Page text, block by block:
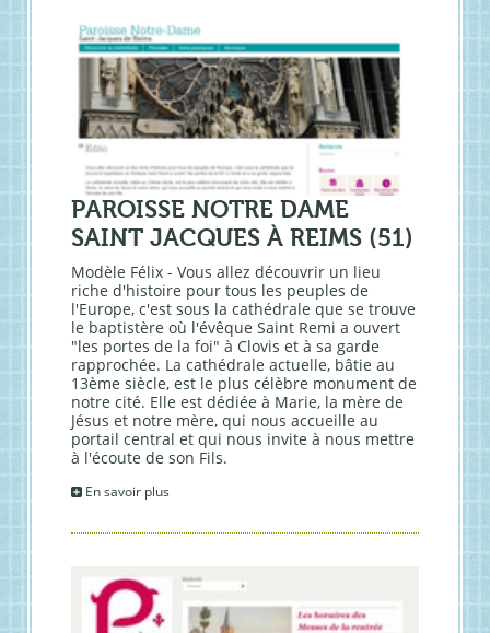
PAROISSE NOTRE DAME
SAINT JACQUES À REIMS (51)
Modèle Félix - Vous allez découvrir un lieu
riche d'histoire pour tous les peuples de
l'Europe, c'est sous la cathédrale que se trouve
le baptistère où l'évêque Saint Remi a ouvert
"les portes de la foi" à Clovis et à sa garde
rapprochée. La cathédrale actuelle, bâtie au
13ème siècle, est le plus célèbre monument de
notre cité. Elle est dédiée à Marie, la mère de
Jésus et notre mère, qui nous accueille au
portail central et qui nous invite à nous mettre
à l'écoute de son Fils.
En savoir plus